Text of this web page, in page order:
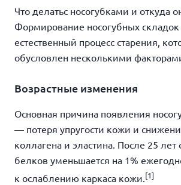
Что делатьс носогубками и откуда
Формирование носогубных
естественный процесс старения,
обусловлен несколькими
Возрастные изменения
Основная причина появления
— потеря упругости кожи и
коллагена и эластина. После 25 лет
белков уменьшается на 1%
к ослаблению каркаса кожи. [1]